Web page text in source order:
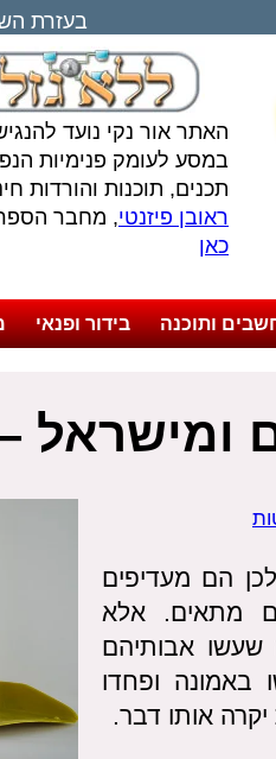
בעזרת
האתר אור נקי נועד
במסע לעומק פנימיות
תכנים, תוכנות והורדות
ראובן פיזנטי, מחבר
כאן
ותוכנה בידור ופנאי
הם מעדיפים
מתאים. אלא
אבותיהם
באמונה ופחדו
אותו דבר.